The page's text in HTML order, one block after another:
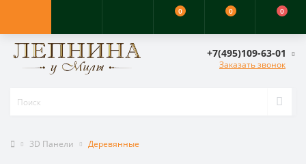
0 0 0
+7(495)109-63-01
Заказать звонок
3D Панели Деревянные